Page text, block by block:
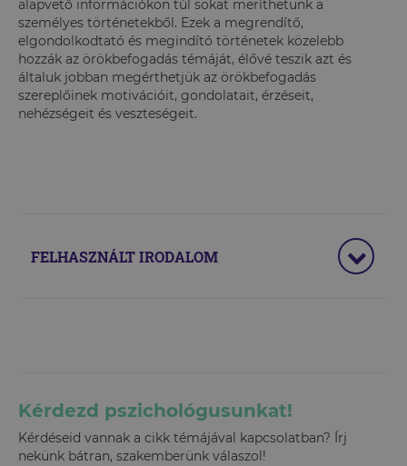
alapvető információkon túl sokat meríthetünk a
személyes történetekből. Ezek a megrendítő,
elgondolkodtató és megindító történetek közelebb
hozzák az örökbefogadás témáját, élővé teszik azt és
általuk jobban megérthetjük az örökbefogadás
szereplőinek motivációit, gondolatait, érzéseit,
nehézségeit és veszteségeit.
FELHASZNÁLT IRODALOM
Kérdezd pszichológusunkat!
Kérdéseid vannak a cikk témájával kapcsolatban? Írj
nekünk bátran, szakemberünk válaszol!